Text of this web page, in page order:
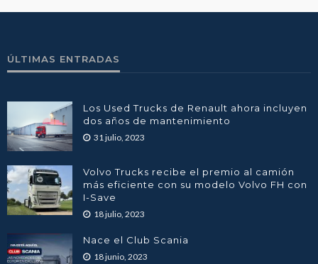
ÚLTIMAS ENTRADAS
Los Used Trucks de Renault ahora incluyen
dos años de mantenimiento
31 julio, 2023
Volvo Trucks recibe el premio al camión
más eficiente con su modelo Volvo FH con
I-Save
18 julio, 2023
Nace el Club Scania
18 junio, 2023